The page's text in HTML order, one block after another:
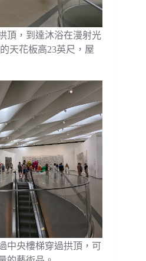
頂，到達沐浴在漫射光
天花板高23英尺，屋
中央樓梯穿過拱頂，可